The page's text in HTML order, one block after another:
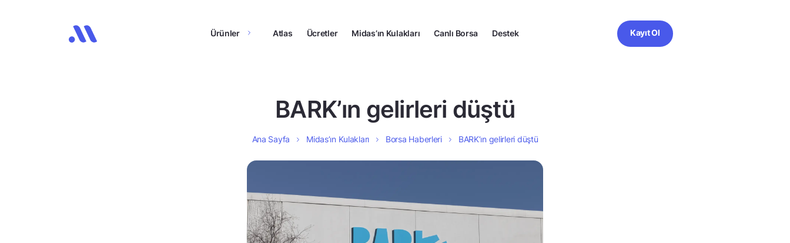
Ürünler Atlas Ücretler Midas’ın Kulakları Canlı Borsa Destek Kayıt Ol
BARK’ın gelirleri düştü
Ana Sayfa Midas’ın Kulakları Borsa Haberleri BARK’ın gelirleri düştü